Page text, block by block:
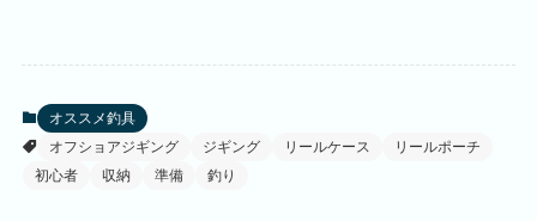
オススメ釣具
オフショアジギング
ジギング リールケース
リールポーチ
初心者
収納 準備 釣り